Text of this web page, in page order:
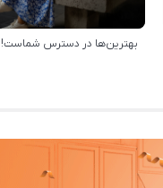
بهترین‌ها در دسترس شماست!